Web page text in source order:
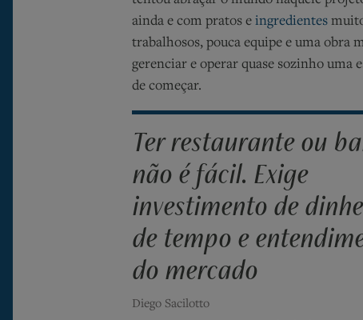
ainda e com pratos e ingredientes
trabalhosos, pouca equipe e uma obra
gerenciar e operar quase sozinho uma
de começar.
Ter restaurante ou
não é fácil. Exige
investimento de
de tempo e
do mercado
Diego Sacilotto